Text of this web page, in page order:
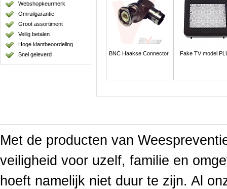
Webshopkeurmerk
Omruilgarantie
Groot assortiment
Veilig betalen
Hoge klantbeoordeling
Snel geleverd
BNC Haakse Connector Fake TV model
Met de producten van
veiligheid voor uzelf, familie en
hoeft namelijk niet duur te zijn. Al